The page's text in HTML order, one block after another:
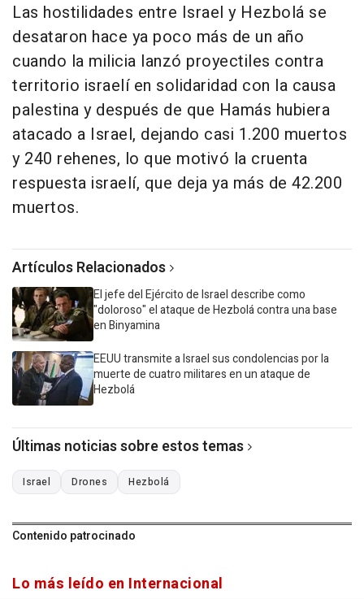
Las hostilidades entre Israel y Hezbolá se
desataron hace ya poco más de un año
cuando la milicia lanzó proyectiles contra
territorio israelí en solidaridad con la causa
palestina y después de que Hamás hubiera
atacado a Israel, dejando casi 1.200 muertos
y 240 rehenes, lo que motivó la cruenta
respuesta israelí, que deja ya más de 42.200
muertos.
Artículos Relacionados
El jefe del Ejército de Israel describe como
"doloroso" el ataque de Hezbolá contra una base
en Binyamina
EEUU transmite a Israel sus condolencias por la
muerte de cuatro militares en un ataque de
Hezbolá
Últimas noticias sobre estos temas
Israel Drones Hezbolá
Contenido patrocinado
Lo más leído en Internacional